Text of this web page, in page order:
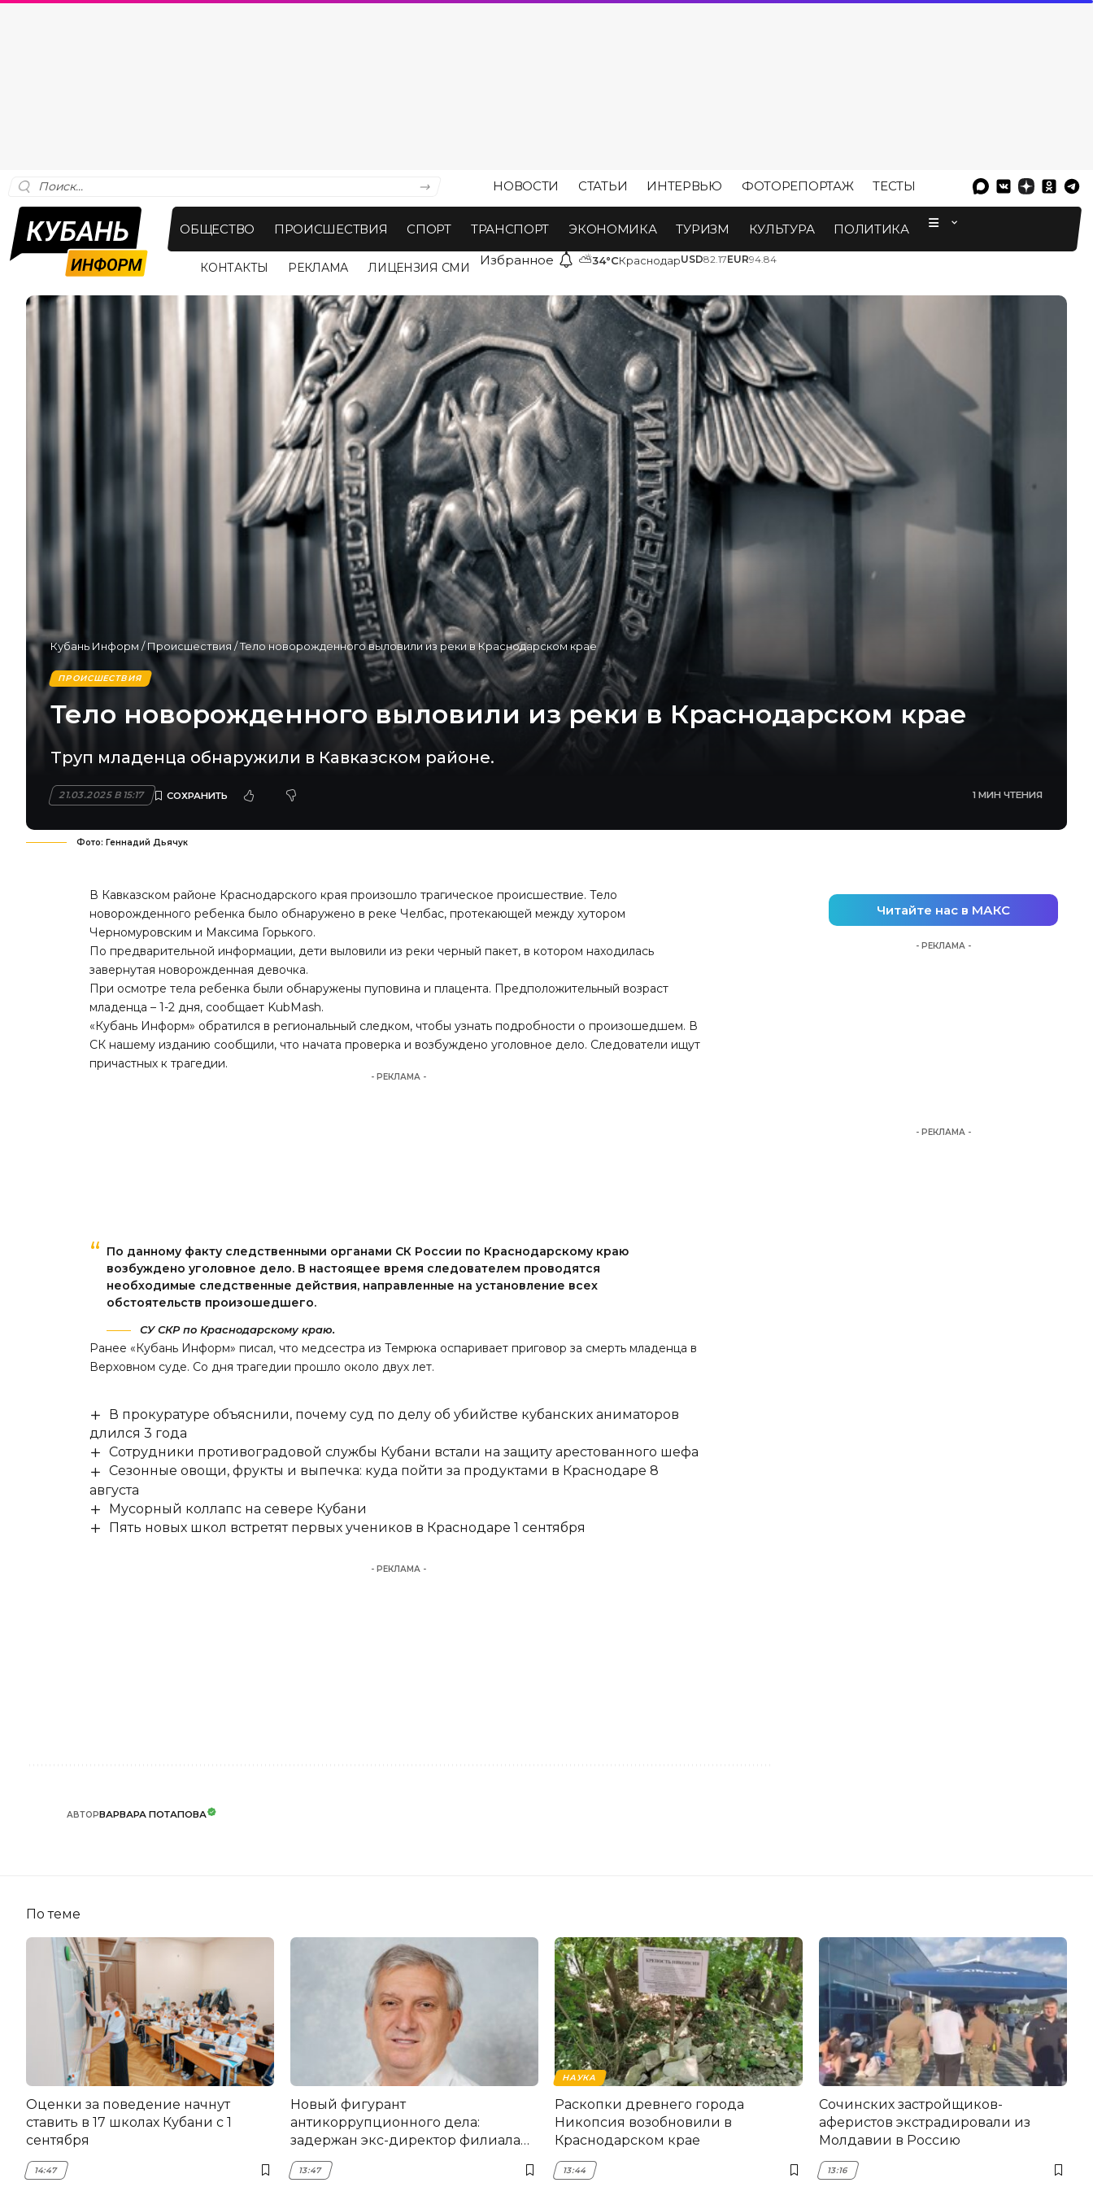
НОВОСТИ СТАТЬИ ИНТЕРВЬЮ ФОТОРЕПОРТАЖ ТЕСТЫ
ОБЩЕСТВО ПРОИСШЕСТВИЯ СПОРТ ТРАНСПОРТ ЭКОНОМИКА ТУРИЗМ КУЛЬТУРА ПОЛИТИКА
КОНТАКТЫ РЕКЛАМА ЛИЦЕНЗИЯ СМИ Избранное ⛅34°CКраснодарUSD82.17EUR94.84
Кубань Информ /Происшествия/Тело новорожденного выловили из реки в Краснодарском крае
ПРОИСШЕСТВИЯ
Тело новорожденного выловили из реки в Краснодарском крае
Труп младенца обнаружили в Кавказском районе.
21.03.2025 В 15:17 1 МИН ЧТЕНИЯ
Фото: Геннадий Дьячук
В Кавказском районе Краснодарского края произошло трагическое происшествие. Тело
новорожденного ребенка было обнаружено в реке Челбас, протекающей между хутором
Черномуровским и Максима Горького.
По предварительной информации, дети выловили из реки черный пакет, в котором находилась
завернутая новорожденная девочка.
При осмотре тела ребенка были обнаружены пуповина и плацента. Предположительный возраст
младенца – 1-2 дня, сообщает KubMash.
«Кубань Информ» обратился в региональный следком, чтобы узнать подробности о произошедшем. В
СК нашему изданию сообщили, что начата проверка и возбуждено уголовное дело. Следователи ищут
причастных к трагедии.
- РЕКЛАМА -
По данному факту следственными органами СК России по Краснодарскому краю
возбуждено уголовное дело. В настоящее время следователем проводятся
необходимые следственные действия, направленные на установление всех
обстоятельств произошедшего.
СУ СКР по Краснодарскому краю.
Ранее «Кубань Информ» писал, что медсестра из Темрюка оспаривает приговор за смерть младенца в
Верховном суде. Со дня трагедии прошло около двух лет.
В прокуратуре объяснили, почему суд по делу об убийстве кубанских аниматоров
длился 3 года
Сотрудники противоградовой службы Кубани встали на защиту арестованного шефа
Сезонные овощи, фрукты и выпечка: куда пойти за продуктами в Краснодаре 8
августа
Мусорный коллапс на севере Кубани
Пять новых школ встретят первых учеников в Краснодаре 1 сентября
- РЕКЛАМА -
АВТОРВАРВАРА ПОТАПОВА
Читайте нас в МАКС
- РЕКЛАМА -
- РЕКЛАМА -
По теме
Оценки за поведение начнут
ставить в 17 школах Кубани с 1
сентября
14:47
Новый фигурант
антикоррупционного дела:
задержан экс-директор филиала
НЭСК Крымска
13:47
НАУКА
Раскопки древнего города
Никопсия возобновили в
Краснодарском крае
13:44
Сочинских застройщиков-
аферистов экстрадировали из
Молдавии в Россию
13:16